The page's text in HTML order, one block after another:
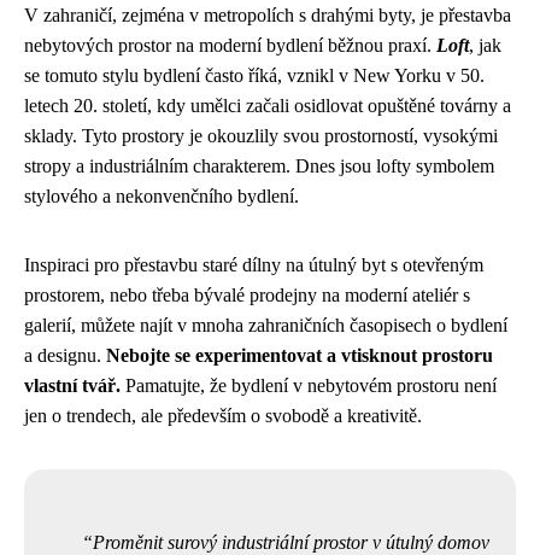
V zahraničí, zejména v metropolích s drahými byty, je přestavba
nebytových prostor na moderní bydlení běžnou praxí. Loft, jak
se tomuto stylu bydlení často říká, vznikl v New Yorku v 50.
letech 20. století, kdy umělci začali osidlovat opuštěné továrny a
sklady. Tyto prostory je okouzlily svou prostorností, vysokými
stropy a industriálním charakterem. Dnes jsou lofty symbolem
stylového a nekonvenčního bydlení.
Inspiraci pro přestavbu staré dílny na útulný byt s otevřeným
prostorem, nebo třeba bývalé prodejny na moderní ateliér s
galerií, můžete najít v mnoha zahraničních časopisech o bydlení
a designu. Nebojte se experimentovat a vtisknout prostoru
vlastní tvář. Pamatujte, že bydlení v nebytovém prostoru není
jen o trendech, ale především o svobodě a kreativitě.
Proměnit surový industriální prostor v útulný domov